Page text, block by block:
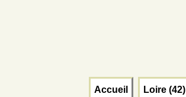
Accueil Loire (42)